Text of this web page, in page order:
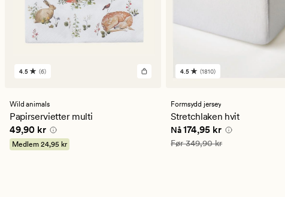
6
en
gjennomsnittlig
vurdering
på
4.5
4.5 (6)
Wild animals
Papirservietter multi
Pris 49,90 kr
49,90 kr
Medlem 24,95 kr
1810
en
gjennomsnittlig
vurdering
på
4.5
4.5 (1810)
Formsydd jersey
Stretchlaken hvit
Nåværende pris
Nå174,95 kr
Vanlig pris 349,90 kr
Før349,90 kr